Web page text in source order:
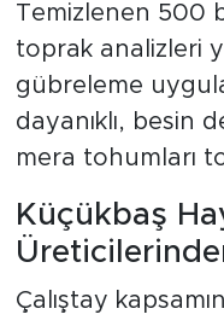
Temizlenen 500
toprak analizleri
gübreleme
dayanıklı, besin
mera tohumları
Küçükbaş
Çalıştay